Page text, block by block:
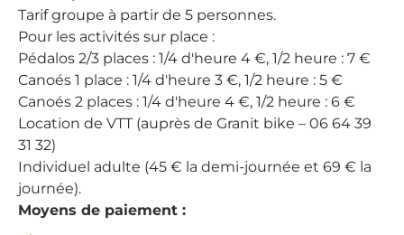
Tarif groupe à partir de 5 personnes.
Pour les activités sur place :
Pédalos 2/3 places : 1/4 d'heure 4 €, 1/2 heure : 7 €
Canoés 1 place : 1/4 d'heure 3 €, 1/2 heure : 5 €
Canoés 2 places : 1/4 d'heure 4 €, 1/2 heure : 6 €
Location de VTT (auprès de Granit bike – 06 64 39
31 32)
Individuel adulte (45 € la demi-journée et 69 € la
journée).
Moyens de paiement :